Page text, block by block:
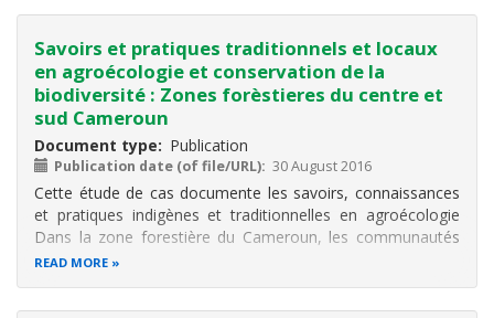
Dix pays (Burundi, Cameroun, Congo, Gabon
Savoirs et pratiques traditionnels et locaux
en agroécologie et conservation de la
biodiversité : Zones forèstieres du centre et
sud Cameroun
Document type Publication
Publication date (of file/URL) 30 August 2016
Cette étude de cas documente les savoirs, connaissances
et pratiques indigènes et traditionnelles en agroécologie
Dans la zone forestière du Cameroun, les communautés
riveraines des forêts pratiquent l’agriculture de forêt
READ MORE